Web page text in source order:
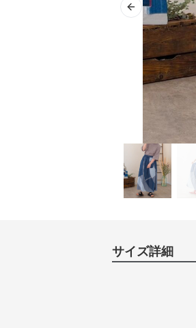
Previous slide
サイズ詳細